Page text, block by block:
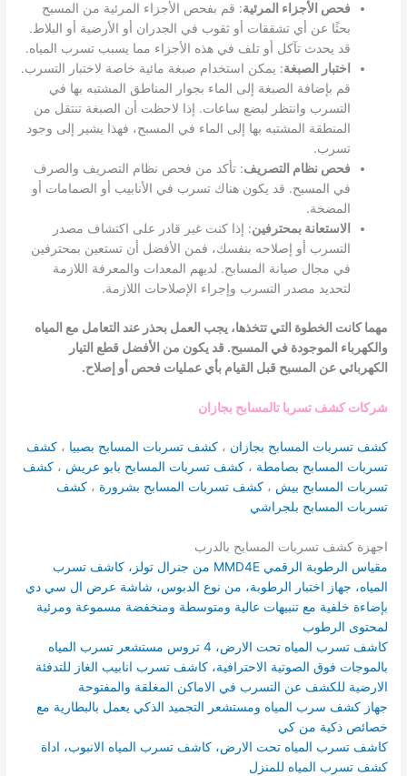
فحص الأجزاء المرئية: قم بفحص الأجزاء المرئية من المسبح
بحثًا عن أي تشققات أو ثقوب في الجدران أو الأرضية أو البلاط.
قد يحدث تآكل أو تلف في هذه الأجزاء مما يسبب تسرب المياه.
اختبار الصبغة: يمكن استخدام صبغة مائية خاصة لاختبار التسرب.
قم بإضافة الصبغة إلى الماء بجوار المناطق المشتبه بها في
التسرب وانتظر لبضع ساعات. إذا لاحظت أن الصبغة تنتقل من
المنطقة المشتبه بها إلى الماء في المسبح، فهذا يشير إلى وجود
تسرب.
فحص نظام التصريف: تأكد من فحص نظام التصريف والصرف
في المسبح. قد يكون هناك تسرب في الأنابيب أو الصمامات أو
المضخة.
الاستعانة بمحترفين: إذا كنت غير قادر على اكتشاف مصدر
التسرب أو إصلاحه بنفسك، فمن الأفضل أن تستعين بمحترفين
في مجال صيانة المسابح. لديهم المعدات والمعرفة اللازمة
لتحديد مصدر التسرب وإجراء الإصلاحات اللازمة.
مهما كانت الخطوة التي تتخذها، يجب العمل بحذر عند التعامل مع المياه
والكهرباء الموجودة في المسبح. قد يكون من الأفضل قطع التيار
الكهربائي عن المسبح قبل القيام بأي عمليات فحص أو إصلاح.
شركات كشف تسربا تالمسابح بجازان
كشف تسربات المسابح بجازان ،كشف تسربات المسابح بصبيا ،كشف
تسربات المسابح بصامطة ،كشف تسربات المسابح بابو عريش ،كشف
تسربات المسابح بيش ،كشف تسربات المسابح بشرورة ،كشف
تسربات المسابح بلجراشي
اجهزة كشف تسربات المسابح بالدرب
مقياس الرطوبة الرقمي MMD4E من جنرال تولز، كاشف تسرب
المياه، جهاز اختبار الرطوبة، من نوع الدبوس، شاشة عرض ال سي دي
بإضاءة خلفية مع تنبيهات عالية ومتوسطة ومنخفضة مسموعة ومرئية
لمحتوى الرطوب
كاشف تسرب المياه تحت الارض، 4 تروس مستشعر تسرب المياه
بالموجات فوق الصوتية الاحترافية، كاشف تسرب انابيب الغاز للتدفئة
الارضية للكشف عن التسرب في الاماكن المغلقة والمفتوحة
جهاز كشف سرب المياه ومستشعر التجميد الذكي يعمل بالبطارية مع
خصائص ذكية من كي
كاشف تسرب المياه تحت الارض، كاشف تسرب المياه الانبوب، اداة
كشف تسرب المياه للمنزل